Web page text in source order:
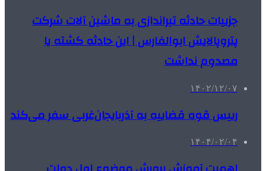
جزییات حادثه تیراندازی به ماشین آلات شرکت
پتروپالایش ابوالفارس | این حادثه کشته یا
مصدوم نداشت
۱۴۰۲/۱۲/۰۷
رییس قوه قضاییه به آذربایجان‌غربی سفر می‌کند
۱۴۰۴/۰۲/۰۴